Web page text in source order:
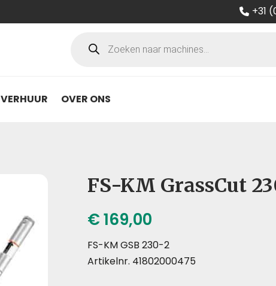
+31
zoeken
VERHUUR OVER ONS
FS-KM GrassCut
€169,00
FS-KM GSB 230-2
Artikelnr. 41802000475